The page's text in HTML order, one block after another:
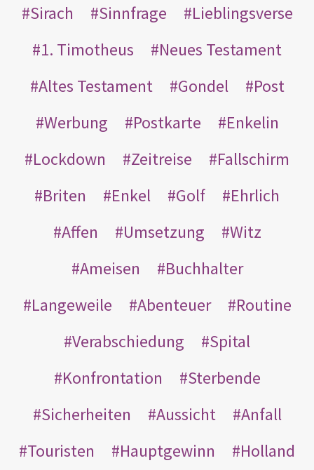
Sirach
Sinnfrage
Lieblingsverse
1. Timotheus
Neues Testament
Altes Testament
Gondel
Post
Werbung
Postkarte
Enkelin
Lockdown
Zeitreise
Fallschirm
Briten
Enkel Golf
Ehrlich
Affen
Umsetzung
Witz
Ameisen
Buchhalter
Langeweile
Abenteuer
Routine
Verabschiedung
Spital
Konfrontation
Sterbende
Sicherheiten
Aussicht
Anfall
Touristen
Hauptgewinn Holland